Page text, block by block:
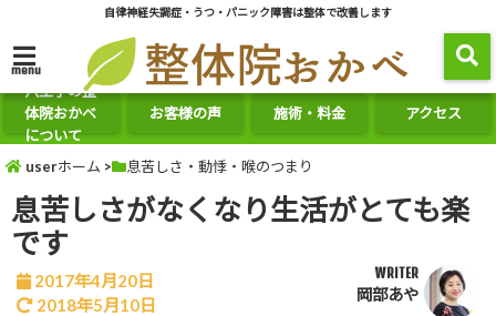
自律神経失調症・うつ・パニック障害は整体で改善します
menu
八王子の整
体院おかべ
について
お客様の声 施術・料金 アクセス
userホーム > 息苦しさ・動悸・喉のつまり
息苦しさがなくなり生活がとても楽
です
2017年4月20日
2018年5月10日
WRITER
岡部あや